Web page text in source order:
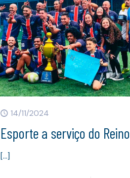
14/11/2024
Esporte a serviço do Reino
[…]